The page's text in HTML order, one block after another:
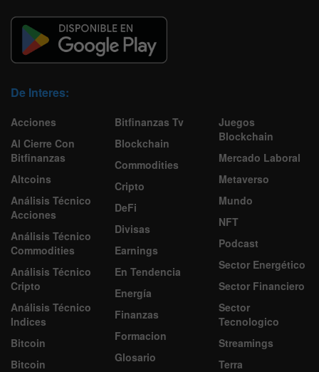
De Interes:
Acciones
Al Cierre Con
Bitfinanzas
Altcoins
Análisis Técnico
Acciones
Análisis Técnico
Commodities
Análisis Técnico
Cripto
Análisis Técnico
Indices
Bitcoin
Bitcoin
Bitfinanzas Tv
Blockchain
Commodities
Cripto
DeFi
Divisas
Earnings
En Tendencia
Energía
Finanzas
Formacion
Glosario
Juegos
Blockchain
Mercado Laboral
Metaverso
Mundo
NFT
Podcast
Sector Energético
Sector Financiero
Sector
Tecnologico
Streamings
Terra